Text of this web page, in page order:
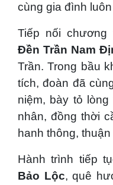
cùng gia đình
Tiếp nối chương
Đền Trần Nam
Trần. Trong bầu
tích, đoàn đã
niệm, bày tỏ
nhân, đồng thời
hanh thông,
Hành trình tiếp
Bảo Lộc, quê